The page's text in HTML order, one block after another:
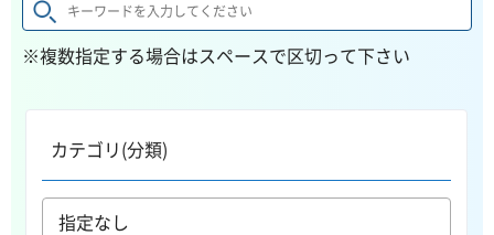
※複数指定する場合はスペースで区切って下さい
カテゴリ(分類)